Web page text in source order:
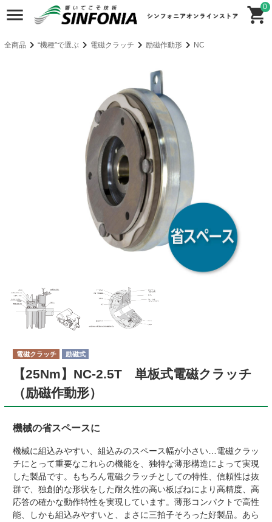
0
全商品 “機種”で選ぶ 電磁クラッチ 励磁作動形 NC
電磁クラッチ 励磁式
【25Nm】NC-2.5T 単板式電磁クラッチ
（励磁作動形）
機械の省スペースに
機械に組込みやすい、組込みのスペース幅が小さい…電磁クラッ
チにとって重要なこれらの機能を、独特な薄形構造によって実現
した製品です。もちろん電磁クラッチとしての特性、信頼性は抜
群で、独創的な形状をした耐久性の高い板ばねにより高精度、高
応答の確かな動作特性を実現しています。薄形コンパクトで高性
能、しかも組込みやすいと、まさに三拍子そろった好製品。あら